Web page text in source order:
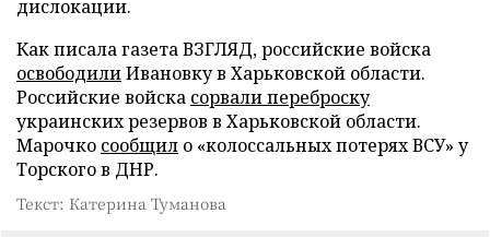
дислокации.
Как писала газета ВЗГЛЯД, российские войска
освободилиИвановку в Харьковской области.
Российские войска сорвали переброску
украинских резервов в Харьковской области.
Марочко сообщил о «колоссальных потерях ВСУ» у
Торского в ДНР.
Текст: Катерина Туманова